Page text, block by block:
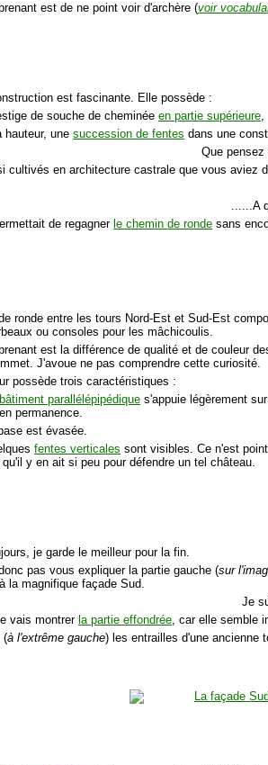
est de ne point voir d'archère (voir
est fascinante. Elle possède :
de souche de cheminéeen partie supérieure,
hauteur, unesuccession de fentes dans une
Que
cultivés en architecture castrale que vous aviez
......A
de regagner le chemin de ronde sans
ronde entre les tours Nord-Est et Sud-Est
ou consoles pour les mâchicoulis.
est la différence de qualité et de couleur
J'avoue ne pas comprendre cette curiosité.
possède trois caractéristiques :
bâtiment parallélépipédique s'appuie légèrement
permanence.
est évasée.
fentes verticales sont visibles. Ce n'est
y en ait si peu pour défendre un tel château.
je garde le meilleur pour la fin.
pas vous expliquer la partie gauche (sur
la magnifique façade Sud.
Je
vais montrer la partie effondrée, car elle semble
(à l'extrême gauche) les entrailles d'une ancienne